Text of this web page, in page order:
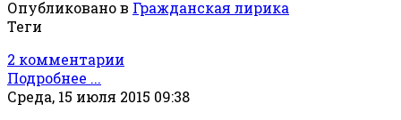
Опубликовано в Гражданская лирика
Теги
2 комментарии
Подробнее ...
Среда, 15 июля 2015 09:38